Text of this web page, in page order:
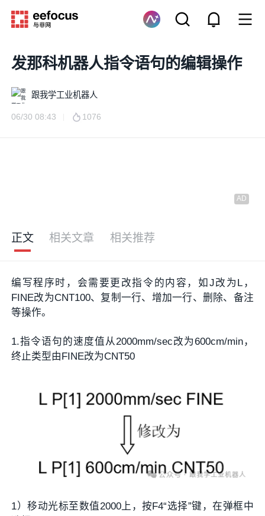
发那科机器人指令语句的编辑操作
跟我学工业机器人
06/30 08:43 1076
正文 相关文章 相关推荐
编写程序时，会需要更改指令的内容，如J改为L，
FINE改为CNT100、复制一行、增加一行、删除、备注
等操作。
1.指令语句的速度值从2000mm/sec改为600cm/min，
终止类型由FINE改为CNT50
1）移动光标至数值2000上，按F4“选择”键，在弹框中